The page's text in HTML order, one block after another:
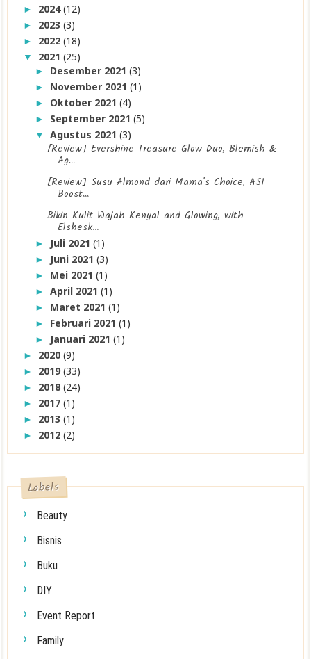
► 2024(12)
► 2023(3)
► 2022(18)
▼ 2021(25)
► Desember 2021(3)
► November 2021(1)
► Oktober 2021(4)
► September 2021(5)
▼Agustus 2021(3)
[Review] Evershine Treasure Glow Duo, Blemish &
Ag...
[Review] Susu Almond dari Mama's Choice, ASI
Boost...
Bikin Kulit Wajah Kenyal and Glowing, with
Elshesk...
► Juli 2021(1)
► Juni 2021(3)
► Mei 2021(1)
►April 2021(1)
► Maret 2021(1)
► Februari 2021(1)
► Januari 2021(1)
► 2020(9)
► 2019(33)
► 2018(24)
► 2017(1)
► 2013(1)
► 2012(2)
Labels
Beauty
Bisnis
Buku
DIY
Event Report
Family